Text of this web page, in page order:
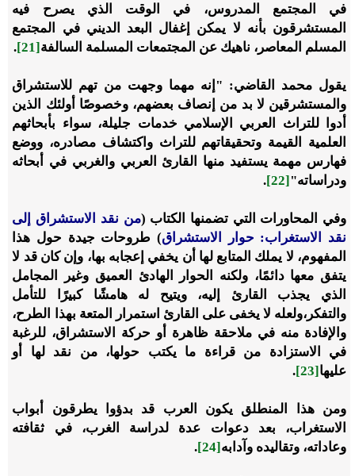
في المجتمع المدروس، في الوقت الذي يصرح فيه
المستشرقون بأنه لا يمكن إغفال البعد الديني في المجتمع
المسلم المعاصر، ناهيك عن المجتمعات المسلمة السالفة[21]
.
يقول محمد القاضي: "إنه مهما وجهت من تهم للاستشراق
والمستشرقين لا بد من إنصاف بعضهم، وخصوصًا أولئك الذين
أدوا للتراث العربي الإسلامي خدمات جليلة، سواء بأبحاثهم
العلمية القيمة وتحقيقاتهم للتراث واكتشاف مصادره، ووضع
فهارس مهمة يستفيد منها القارئ العربي والغربي في أبحاثه
ودراساته"[22]
.
وفي المحاورات التي تضمنها الكتاب (من نقد الاستشراق إلى
نقد الاستغراب: حوار الاستشراق) طروحات جيدة حول هذا
المفهوم، لا يملك المتابع لها أن يخفي إعجابه بها، وإن كان قد لا
يتفق معها دائمًا، ولكنه الحوار الهادئ العميق وغير المجامل
الذي يجذب القارئ إليه، ويتيح له هامشًا كبيرًا للتأمل
والتفكر،ولعله لا يخفى على القارئ استمرار المتعة بهذا الطرح،
والإفادة منه في ملاحقة ظاهرة أو حركة الاستشراق، للرغبة
في الاستزادة من قراءة ما يكتب حولها، من نقد لها أو
عليها[23]
.
ومن هذا المنطلق يكون العرب قد بدؤوا يطرقون أبواب
الاستغراب، بعد دعوات عدة لدراسة الغرب، في ثقافته
وعاداته، وتقاليده وآدابه[24]
.